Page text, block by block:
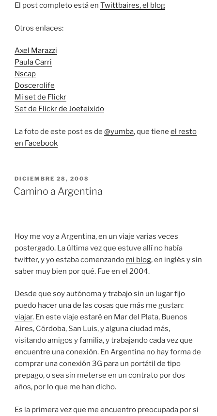
El post completo está en Twittbaires, el blog
Otros enlaces:
Axel Marazzi
Paula Carri
Nscap
Doscerolife
Mi set de Flickr
Set de Flickr de Joeteixido
La foto de este post es de @yumba, que tiene el resto
en Facebook
PUBLICADO
EL
DICIEMBRE 28, 2008
Camino a Argentina
Hoy me voy a Argentina, en un viaje varias veces
postergado. La última vez que estuve allí no había
twitter, y yo estaba comenzando mi blog, en inglés y sin
saber muy bien por qué. Fue en el 2004.
Desde que soy autónoma y trabajo sin un lugar fijo
puedo hacer una de las cosas que más me gustan:
viajar. En este viaje estaré en Mar del Plata, Buenos
Aires, Córdoba, San Luis, y alguna ciudad más,
visitando amigos y familia, y trabajando cada vez que
encuentre una conexión. En Argentina no hay forma de
comprar una conexión 3G para un portátil de tipo
prepago, o sea sin meterse en un contrato por dos
años, por lo que me han dicho.
Es la primera vez que me encuentro preocupada por si